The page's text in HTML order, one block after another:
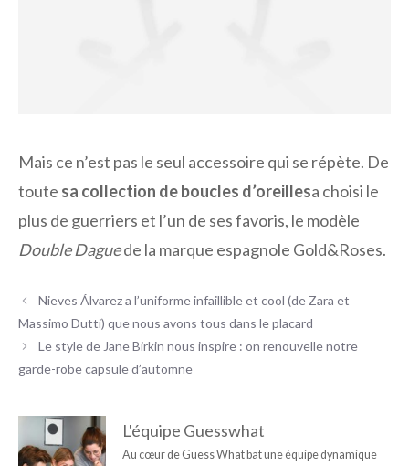
Mais ce n’est pas le seul accessoire qui se répète. De
toute sa collection de boucles d’oreillesa choisi le
plus de guerriers et l’un de ses favoris, le modèle
Double Daguede la marque espagnole Gold&Roses.
Nieves Álvarez a l’uniforme infaillible et cool (de Zara et
Massimo Dutti) que nous avons tous dans le placard
Le style de Jane Birkin nous inspire : on renouvelle notre
garde-robe capsule d’automne
L'équipe Guesswhat
Au cœur de Guess What bat une équipe dynamique